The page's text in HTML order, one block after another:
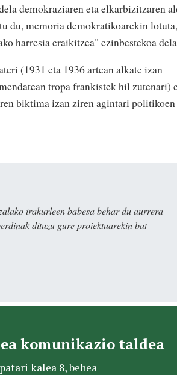
demokraziaren eta elkarbizitzaren
du, memoria demokratikoarekin lotuta,
harresia eraikitzea" ezinbestekoa
(1931 eta 1936 artean alkate izan
tropa frankistek hil zutenari)
biktima izan ziren agintari politikoen
irakurleen babesa behar du aurrera
dituzu gure proiektuarekin bat
komunikazio taldea
kalea 8, behea